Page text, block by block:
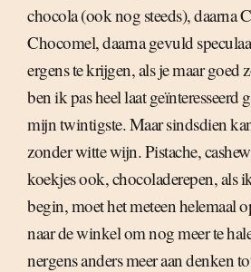
chocola (ook nog steeds), daarna
Chocomel, daarna gevuld
ergens te krijgen, als je maar goed
ben ik pas heel laat geïnteresseerd
mijn twintigste. Maar sindsdien
zonder witte wijn. Pistache,
koekjes ook, chocoladerepen, als
begin, moet het meteen helemaal
naar de winkel om nog meer te
nergens anders meer aan denken